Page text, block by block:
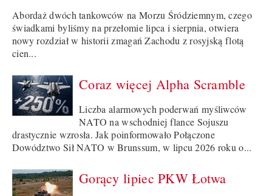
Abordaż dwóch tankowców na Morzu Śródziemnym, czego
świadkami byliśmy na przełomie lipca i sierpnia, otwiera
nowy rozdział w historii zmagań Zachodu z rosyjską flotą
cien...
Coraz więcej Alpha Scramble
Liczba alarmowych poderwań myśliwców
NATO na wschodniej flance Sojuszu
drastycznie wzrosła. Jak poinformowało Połączone
Dowództwo Sił NATO w Brunssum, w lipcu 2026 roku o...
Gorący lipiec PKW Łotwa